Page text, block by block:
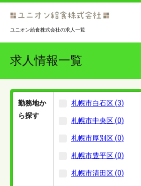
ユニオン給食株式会社の求人一覧
求人情報一覧
勤務地か
ら探す
札幌市白石区(3)
札幌市中央区(0)
札幌市厚別区(0)
札幌市豊平区(0)
札幌市清田区(0)